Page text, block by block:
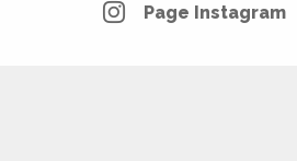
Page Instagram